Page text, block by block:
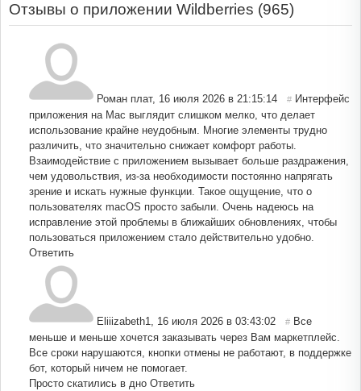
Отзывы о приложении Wildberries (965)
Роман плат, 16 июля 2026 в 21:15:14 # Интерфейс
приложения на Mac выглядит слишком мелко, что делает
использование крайне неудобным. Многие элементы трудно
различить, что значительно снижает комфорт работы.
Взаимодействие с приложением вызывает больше раздражения,
чем удовольствия, из-за необходимости постоянно напрягать
зрение и искать нужные функции. Такое ощущение, что о
пользователях macOS просто забыли. Очень надеюсь на
исправление этой проблемы в ближайших обновлениях, чтобы
пользоваться приложением стало действительно удобно.
Ответить
Eliiizabeth1 16 июля 2026 в 03:43:02 # Все
меньше и меньше хочется заказывать через Вам маркетплейс.
Все сроки нарушаются, кнопки отмены не работают, в поддержке
бот, который ничем не помогает.
Просто скатились в дно Ответить